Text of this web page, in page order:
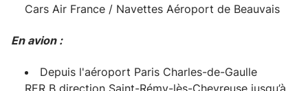
Cars Air France / Navettes Aéroport de Beauvais
En avion :
Depuis l'aéroport Paris Charles-de-Gaulle
RER B direction Saint-Rémy-lès-Chevreuse jusqu’à